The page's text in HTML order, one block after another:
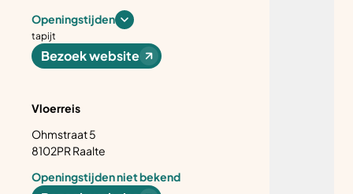
Openingstijden
tapijt
Bezoek website
Vloerreis
Ohmstraat 5
8102PR Raalte
Openingstijden niet bekend